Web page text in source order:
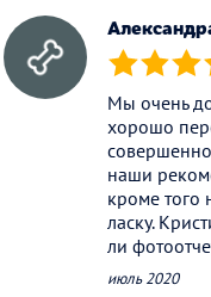
(*) (*) (*)
Мы очень
хорошо
наши
кроме того
ласку.
ли
июль 2020